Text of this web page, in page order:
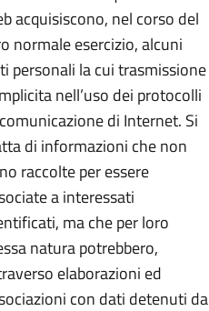
acquisiscono, nel corso del
normale esercizio, alcuni
personali la cui trasmissione
nell’uso dei protocolli
di Internet. Si
di informazioni che non
raccolte per essere
a interessati
ma che per loro
natura potrebbero,
elaborazioni ed
con dati detenuti da